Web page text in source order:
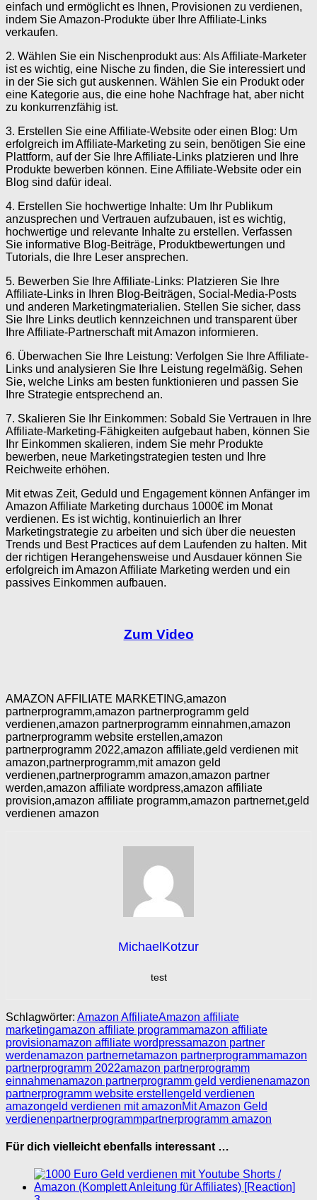
einfach und ermöglicht es Ihnen, Provisionen zu verdienen,
indem Sie Amazon-Produkte über Ihre Affiliate-Links
verkaufen.
2. Wählen Sie ein Nischenprodukt aus: Als Affiliate-Marketer
ist es wichtig, eine Nische zu finden, die Sie interessiert und
in der Sie sich gut auskennen. Wählen Sie ein Produkt oder
eine Kategorie aus, die eine hohe Nachfrage hat, aber nicht
zu konkurrenzfähig ist.
3. Erstellen Sie eine Affiliate-Website oder einen Blog: Um
erfolgreich im Affiliate-Marketing zu sein, benötigen Sie eine
Plattform, auf der Sie Ihre Affiliate-Links platzieren und Ihre
Produkte bewerben können. Eine Affiliate-Website oder ein
Blog sind dafür ideal.
4. Erstellen Sie hochwertige Inhalte: Um Ihr Publikum
anzusprechen und Vertrauen aufzubauen, ist es wichtig,
hochwertige und relevante Inhalte zu erstellen. Verfassen
Sie informative Blog-Beiträge, Produktbewertungen und
Tutorials, die Ihre Leser ansprechen.
5. Bewerben Sie Ihre Affiliate-Links: Platzieren Sie Ihre
Affiliate-Links in Ihren Blog-Beiträgen, Social-Media-Posts
und anderen Marketingmaterialien. Stellen Sie sicher, dass
Sie Ihre Links deutlich kennzeichnen und transparent über
Ihre Affiliate-Partnerschaft mit Amazon informieren.
6. Überwachen Sie Ihre Leistung: Verfolgen Sie Ihre Affiliate-
Links und analysieren Sie Ihre Leistung regelmäßig. Sehen
Sie, welche Links am besten funktionieren und passen Sie
Ihre Strategie entsprechend an.
7. Skalieren Sie Ihr Einkommen: Sobald Sie Vertrauen in Ihre
Affiliate-Marketing-Fähigkeiten aufgebaut haben, können Sie
Ihr Einkommen skalieren, indem Sie mehr Produkte
bewerben, neue Marketingstrategien testen und Ihre
Reichweite erhöhen.
Mit etwas Zeit, Geduld und Engagement können Anfänger im
Amazon Affiliate Marketing durchaus 1000€ im Monat
verdienen. Es ist wichtig, kontinuierlich an Ihrer
Marketingstrategie zu arbeiten und sich über die neuesten
Trends und Best Practices auf dem Laufenden zu halten. Mit
der richtigen Herangehensweise und Ausdauer können Sie
erfolgreich im Amazon Affiliate Marketing werden und ein
passives Einkommen aufbauen.
Zum Video
AMAZON AFFILIATE MARKETING,amazon
partnerprogramm,amazon partnerprogramm geld
verdienen,amazon partnerprogramm einnahmen,amazon
partnerprogramm website erstellen,amazon
partnerprogramm 2022,amazon affiliate,geld verdienen mit
amazon,partnerprogramm,mit amazon geld
verdienen,partnerprogramm amazon,amazon partner
werden,amazon affiliate wordpress,amazon affiliate
provision,amazon affiliate programm,amazon partnernet,geld
verdienen amazon
MichaelKotzur
test
Schlagwörter: Amazon AffiliateAmazon affiliate
marketingamazon affiliate programmamazon affiliate
provisionamazon affiliate wordpressamazon partner
werdenamazon partnernetamazon partnerprogrammamazon
partnerprogramm 2022amazon partnerprogramm
einnahmenamazon partnerprogramm geld verdienenamazon
partnerprogramm website erstellengeld verdienen
amazongeld verdienen mit amazonMit Amazon Geld
verdienenpartnerprogrammpartnerprogramm amazon
Für dich vielleicht ebenfalls interessant …